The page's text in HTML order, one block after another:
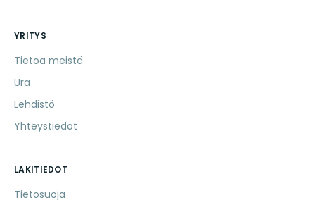
YRITYS
Tietoa meistä
Ura
Lehdistö
Yhteystiedot
LAKITIEDOT
Tietosuoja